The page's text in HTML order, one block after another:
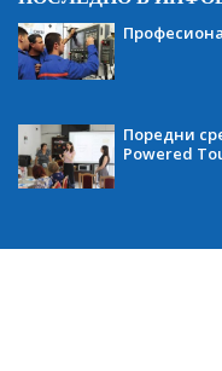
Поредни
Powered